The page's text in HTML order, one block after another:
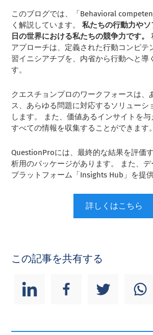
このブログでは、「Behavioral
く解説しています。
私たちの行動力や
日の世界における私たちの競争力です。
アプローチは、定義された行動コンピテ
習イニシアチブを、内省から行動へと導
す。
クエスチョンプロのワークフォースは、
ス、あらゆる問題に対応するソリューシ
します。 また、価値あるインサイトを
すべての情報を収集することができます。
QuestionProには、最終的な結果を評価
析用のパッケージがあります。 また、デ
プラットフォーム「Insights Hub」を提
詳しくはこちら
この記事を共有する